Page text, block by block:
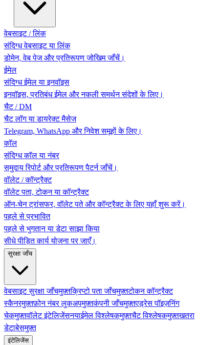
वेबसाइट / लिंक
संदिग्ध वेबसाइट या लिंक
डोमेन, वेब पेज और प्रतिरूपण जोखिम जाँचें।
ईमेल
संदिग्ध ईमेल या इनवॉइस
इनवॉइस, प्रतिबंध ईमेल और नकली समर्थन संदेशों के लिए।
चैट / DM
चैट लॉग या डायरेक्ट मैसेज
Telegram, WhatsApp और निवेश समूहों के लिए।
कॉल
संदिग्ध कॉल या नंबर
समुदाय रिपोर्ट और प्रतिरूपण पैटर्न जाँचें।
वॉलेट / कॉन्ट्रैक्ट
वॉलेट पता, टोकन या कॉन्ट्रैक्ट
ऑन-चेन ट्रांसफर, वॉलेट पते और कॉन्ट्रैक्ट के लिए यहाँ शुरू करें।
पहले से प्रभावित
पहले से भुगतान या डेटा साझा किया
सीधे पीड़ित कार्य योजना पर जाएँ।
सुरक्षा जाँच
वेबसाइट सुरक्षा जाँचमुफ़्तक्रिप्टो पता जाँचमुफ़्तटोकन कॉन्ट्रैक्ट
स्कैनरमुफ़्तफ़ोन नंबर लुकअपमुफ़्तकंपनी जाँचमुफ़्तएड्रेस पॉइज़निंग
चेकमुफ़्तवॉलेट इंटेलिजेंसनयाईमेल विश्लेषकमुफ़्तचैट विश्लेषकमुफ़्तखतरा
डेटाबेसमुफ़्त
इंटेलिजेंस